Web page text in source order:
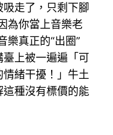
走了，只剩下腳
為你當上音樂老
樂真正的“出圈”
上被一遍遍「可
緒干擾！」牛土
種沒有標價的能